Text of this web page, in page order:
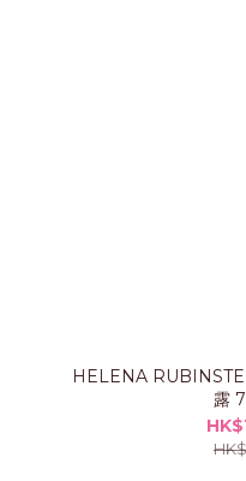
HELENA
露